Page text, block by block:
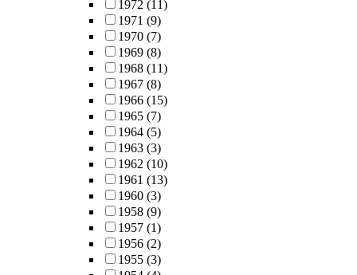
1972 (11)
1971 (9)
1970 (7)
1969 (8)
1968 (11)
1967 (8)
1966 (15)
1965 (7)
1964 (5)
1963 (3)
1962 (10)
1961 (13)
1960 (3)
1958 (9)
1957 (1)
1956 (2)
1955 (3)